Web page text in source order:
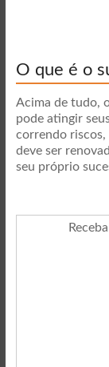
O que é o
Acima de tudo,
pode atingir
correndo riscos,
deve ser
seu próprio